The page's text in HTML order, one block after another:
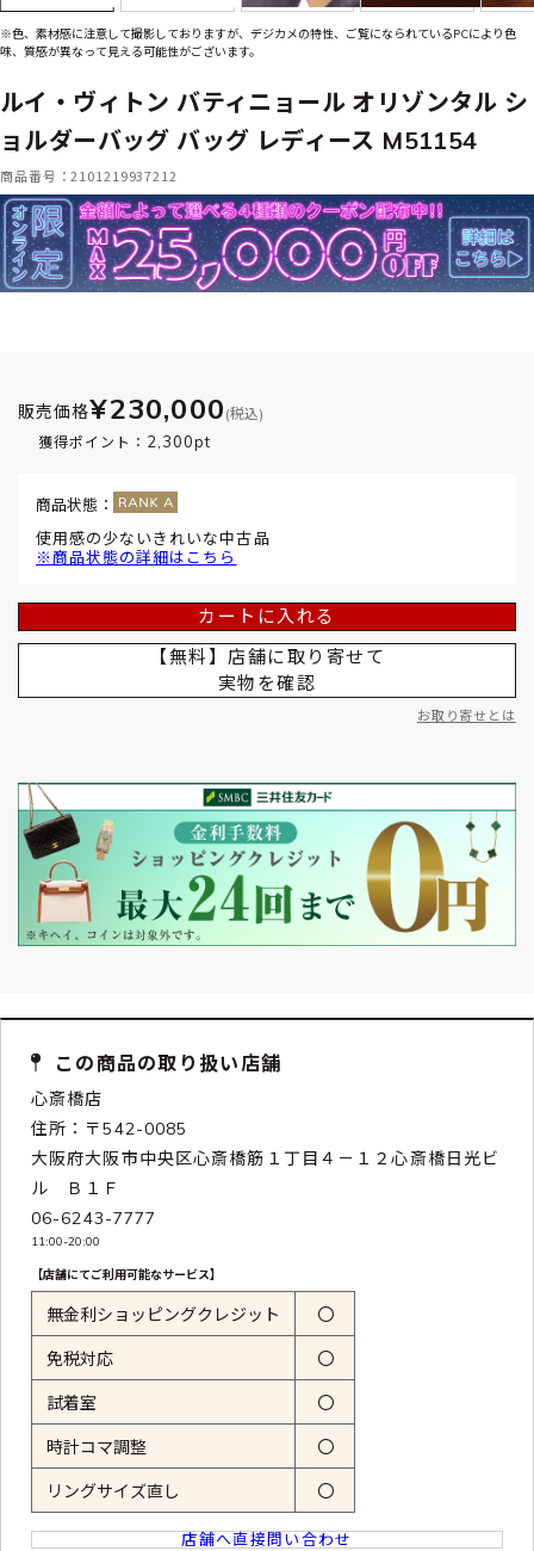
※色、素材感に注意して撮影しておりますが、デジカメの特性、ご覧になられているPCにより色
味、質感が異なって見える可能性がございます。
ルイ・ヴィトン バティニョール オリゾンタル シ
ョルダーバッグ バッグ レディース M51154
商品番号：2101219937212
販売価格¥230,000 (税込)
獲得ポイント： 2,300pt
商品状態：
使用感の少ないきれいな中古品
※商品状態の詳細はこちら
カートに入れる
【無料】店舗に取り寄せて
実物を確認
お取り寄せとは
この商品の取り扱い店舗
心斎橋店
住所：〒542-0085
大阪府大阪市中央区心斎橋筋１丁目４－１２心斎橋日光ビ
ル Ｂ１Ｆ
06-6243-7777
11:00-20:00
【店舗にてご利用可能なサービス】
無金利ショッピングクレジット 〇
免税対応 〇
試着室 〇
時計コマ調整 〇
リングサイズ直し 〇
店舗へ直接問い合わせ